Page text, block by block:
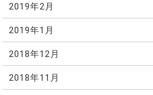
2019年2月
2019年1月
2018年12月
2018年11月